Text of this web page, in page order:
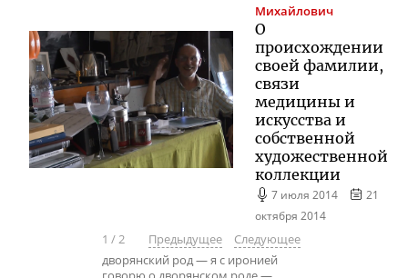
Михайлович
О
происхождении
своей фамилии,
связи
медицины и
искусства и
собственной
художественной
коллекции
7 июля 2014
21
октября 2014
1 /2 Предыдущее
Следующее
дворянский род — я с иронией